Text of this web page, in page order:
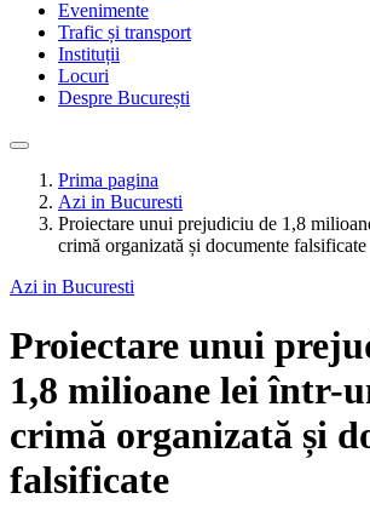
Evenimente
Trafic și transport
Instituții
Locuri
Despre București
Prima pagina
Azi in Bucuresti
Proiectare unui prejudiciu de 1,8
crimă organizată și documente falsificate
Azi in Bucuresti
Proiectare unui
1,8 milioane lei într-
crimă organizată și
falsificate